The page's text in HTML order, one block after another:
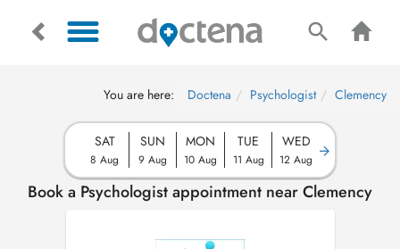
You are here: Doctena Psychologist Clemency
SAT
8 Aug
SUN
9 Aug
MON
10 Aug
TUE
11 Aug
WED
12 Aug
Book a Psychologist appointment near Clemency